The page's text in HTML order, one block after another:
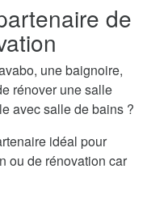
de
une baignoire,
rénover une salle
avec salle de bains ?
idéal pour
ou de rénovation car